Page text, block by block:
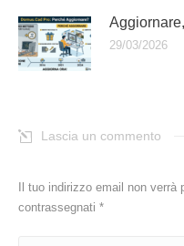
29/03/2026
Lascia un commento
Il tuo indirizzo email non verrà
contrassegnati *